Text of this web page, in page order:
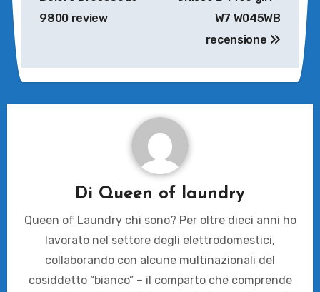
9800 review
W7 W045WB
recensione
Di Queen of laundry
Queen of Laundry chi sono? Per oltre dieci anni ho
lavorato nel settore degli elettrodomestici,
collaborando con alcune multinazionali del
cosiddetto “bianco” – il comparto che comprende